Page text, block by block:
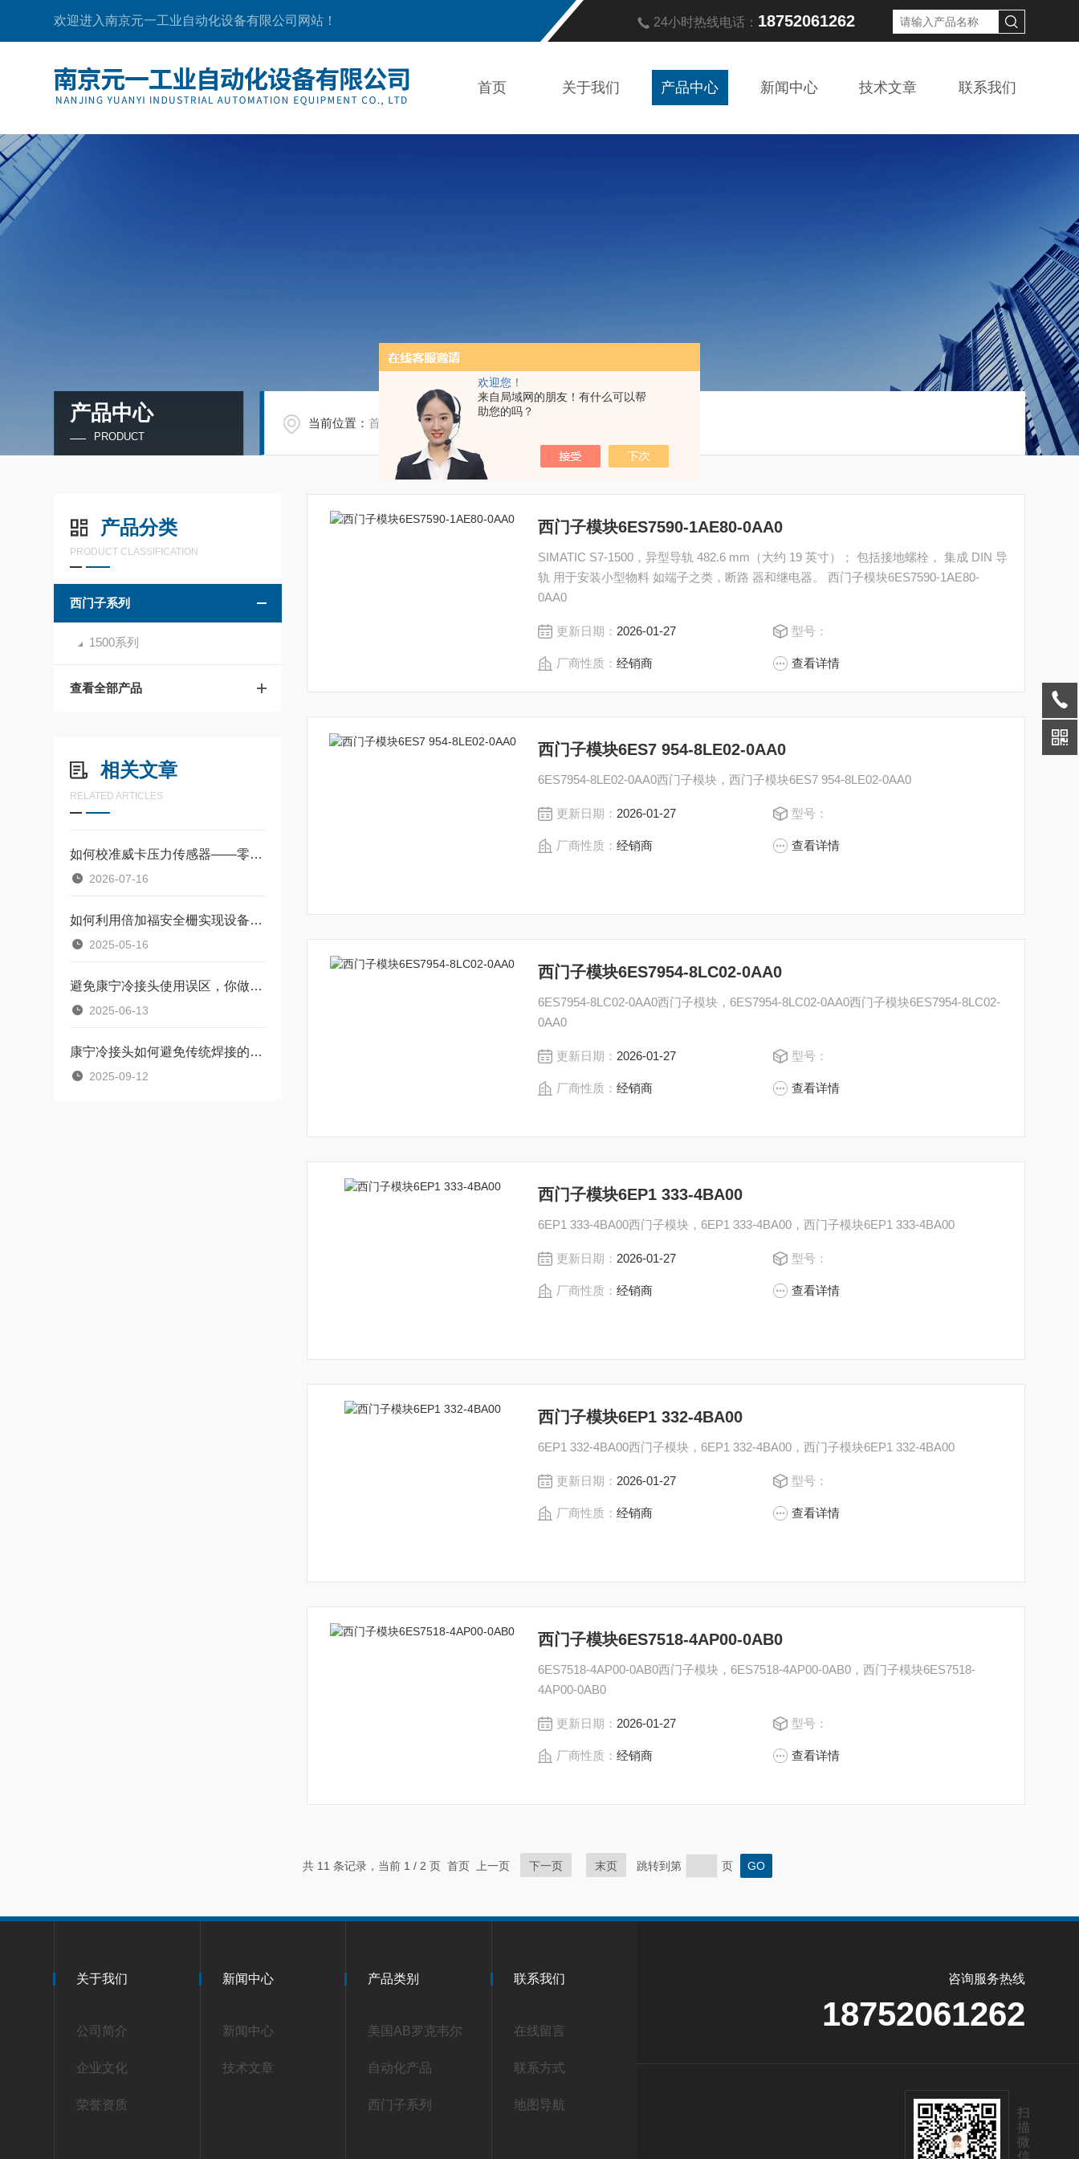
欢迎您！
来自局域网的朋友！有什么可以帮
助您的吗？
欢迎进入南京元一工业自动化设备有限公司网站！ 24小时热线电话： 18752061262
首页 关于我们 产品中心 新闻中心 技术文章 联系我们
产品中心
PRODUCT
当前位置：首页 产品中心/
产品分类
PRODUCT CLASSIFICATION
西门子系列
1500系列
查看全部产品
相关文章
RELATED ARTICLES
如何校准威卡压力传感器——零点漂移与满量程调整教程
2026-07-16
如何利用倍加福安全栅实现设备隔离保护
2025-05-16
避免康宁冷接头使用误区，你做对了吗？
2025-06-13
康宁冷接头如何避免传统焊接的安全隐患
2025-09-12
西门子模块6ES7590-1AE80-0AA0
SIMATIC S7-1500，异型导轨 482.6 mm（大约 19 英寸）； 包括接地螺栓， 集成 DIN 导
轨 用于安装小型物料 如端子之类，断路 器和继电器。 西门子模块6ES7590-1AE80-
0AA0
更新日期： 2026-01-27 型号：
厂商性质：经销商 查看详情
西门子模块6ES7 954-8LE02-0AA0
6ES7954-8LE02-0AA0西门子模块，西门子模块6ES7 954-8LE02-0AA0
更新日期： 2026-01-27 型号：
厂商性质：经销商 查看详情
西门子模块6ES7954-8LC02-0AA0
6ES7954-8LC02-0AA0西门子模块，6ES7954-8LC02-0AA0西门子模块6ES7954-8LC02-
0AA0
更新日期： 2026-01-27 型号：
厂商性质：经销商 查看详情
西门子模块6EP1 333-4BA00
6EP1 333-4BA00西门子模块，6EP1 333-4BA00，西门子模块6EP1 333-4BA00
更新日期： 2026-01-27 型号：
厂商性质：经销商 查看详情
西门子模块6EP1 332-4BA00
6EP1 332-4BA00西门子模块，6EP1 332-4BA00，西门子模块6EP1 332-4BA00
更新日期： 2026-01-27 型号：
厂商性质：经销商 查看详情
西门子模块6ES7518-4AP00-0AB0
6ES7518-4AP00-0AB0西门子模块，6ES7518-4AP00-0AB0，西门子模块6ES7518-
4AP00-0AB0
更新日期： 2026-01-27 型号：
厂商性质：经销商 查看详情
共 11 条记录，当前 1 / 2 页 首页 上一页 下一页 末页 跳转到第 页
关于我们
公司简介
企业文化
荣誉资质
新闻中心
新闻中心
技术文章
产品类别
美国AB罗克韦尔
自动化产品
西门子系列
联系我们
在线留言
联系方式
地图导航
咨询服务热线
18752061262
扫
描
微
信